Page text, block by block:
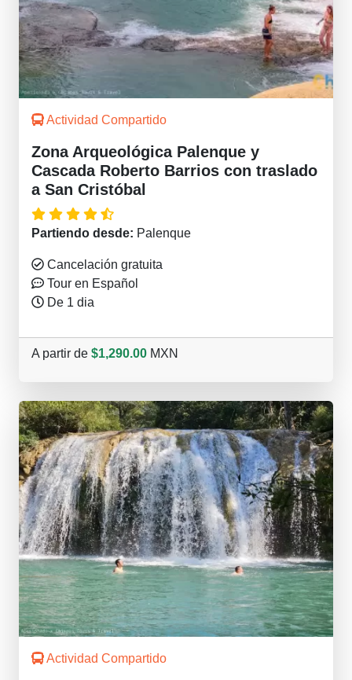
Actividad Compartido
Zona Arqueológica Palenque y
Cascada Roberto Barrios con traslado
a San Cristóbal
Partiendo desde: Palenque
Cancelación gratuita
Tour en Español
De 1 dia
A partir de $1,290.00 MXN
Actividad Compartido